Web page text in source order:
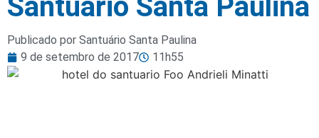
Santuário Santa Paulina
Publicado por Santuário Santa Paulina
9 de setembro de 2017
11h55